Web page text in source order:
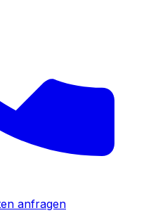
anfragen